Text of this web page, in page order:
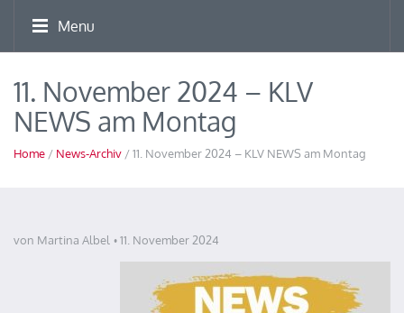
Menu
11. November 2024 – KLV
NEWS am Montag
Home / News-Archiv / 11. November 2024 – KLV NEWS am Montag
von Martina Albel 11. November 2024